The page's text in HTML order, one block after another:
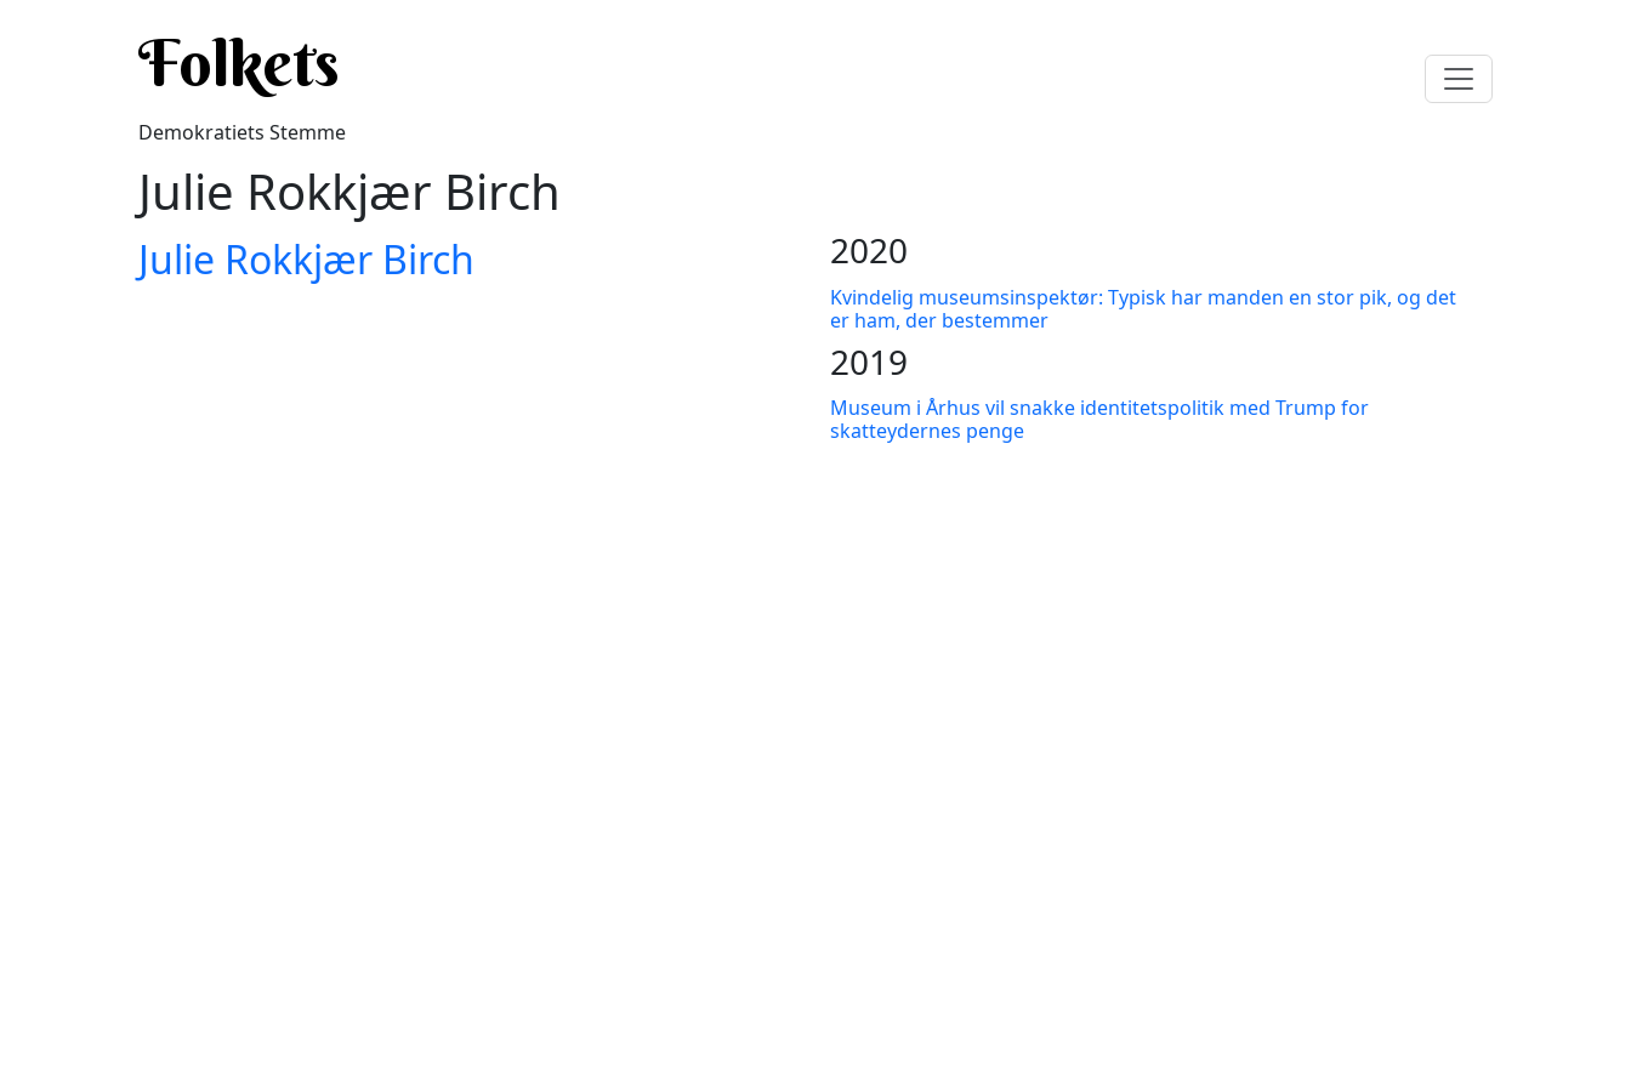
Folkets
Demokratiets Stemme
Julie Rokkjær Birch
Julie Rokkjær Birch 2020
Kvindelig museumsinspektør: Typisk har manden en stor pik, og det
er ham, der bestemmer
2019
Museum i Århus vil snakke identitetspolitik med Trump for
skatteydernes penge